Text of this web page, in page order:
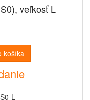
veľkosť L
košíka
L